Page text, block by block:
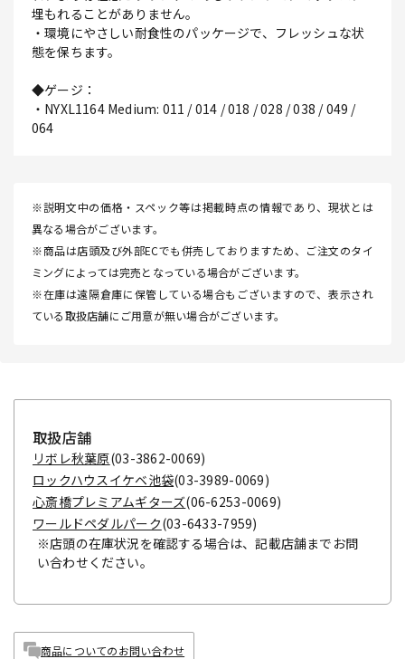
埋もれることがありません。
・環境にやさしい耐食性のパッケージで、フレッシュな状
態を保ちます。
◆ゲージ：
・NYXL1164 Medium: 011 / 014 / 018 / 028 / 038 / 049 /
064
※説明文中の価格・スペック等は掲載時点の情報であり、現状とは
異なる場合がございます。
※商品は店頭及び外部ECでも併売しておりますため、ご注文のタイ
ミングによっては完売となっている場合がございます。
※在庫は遠隔倉庫に保管している場合もございますので、表示され
ている取扱店舗にご用意が無い場合がございます。
取扱店舗
リボレ秋葉原(03-3862-0069)
ロックハウスイケベ池袋(03-3989-0069)
心斎橋プレミアムギターズ(06-6253-0069)
ワールドペダルパーク(03-6433-7959)
※店頭の在庫状況を確認する場合は、記載店舗までお問
い合わせください。
商品についてのお問い合わせ